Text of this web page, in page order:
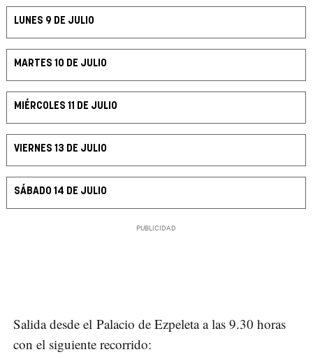
LUNES 9 DE JULIO
MARTES 10 DE JULIO
MIÉRCOLES 11 DE JULIO
VIERNES 13 DE JULIO
SÁBADO 14 DE JULIO
Salida desde el Palacio de Ezpeleta a las 9.30 horas
con el siguiente recorrido: